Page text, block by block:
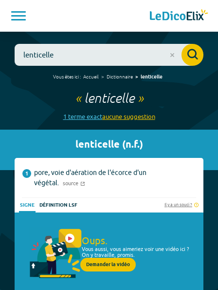
Vous êtes ici : Accueil Dictionnaire lenticelle
« lenticelle»
1 termeexactaucunesuggestion
lenticelle (n.f.)
1
pore, voie d'aération de l'écorce d'un
végétal.
source
SIGNE DÉFINITION LSF Il y a un souci ?
Oups.
Vous aussi, vous aimeriez voir une vidéo ici ?
On y travaille, promis.
Demander la vidéo